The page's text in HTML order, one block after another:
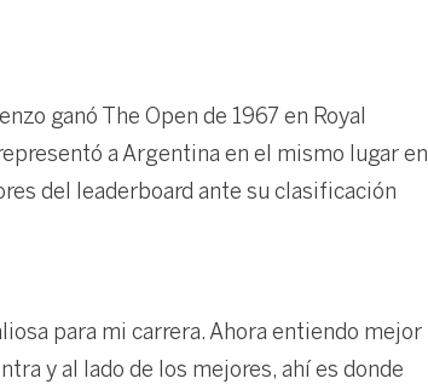
ganó The Open de 1967 en Royal
a Argentina en el mismo lugar en
del leaderboard ante su clasificación
para mi carrera. Ahora entiendo mejor
y al lado de los mejores, ahí es donde